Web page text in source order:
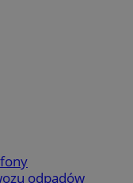
odpadów